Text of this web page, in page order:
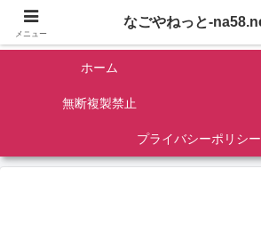
名古屋を中心に全国観光名所紹介/バンコンDIY/ゴ
ホーム
無断複製禁止
プライバシーポリシー
メニュー
なごやねっと-